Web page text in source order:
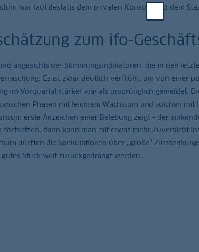
war laut destatis dem privaten Konsum und dem
zum ifo-
angesichts der Stimmungsindikatoren, die in den
Es ist zwar deutlich verfrüht, um von einer
im Vorquartal stärker war als ursprünglich gemeldet.
Phasen mit leichtem Wachstum und solchen mit
erste Anzeichen einer Belebung zeigt – der
fortsetzen, dann kann man mit etwas mehr Zuversicht
dürften die Spekulationen über „große“
Stück weit zurückgedrängt werden.